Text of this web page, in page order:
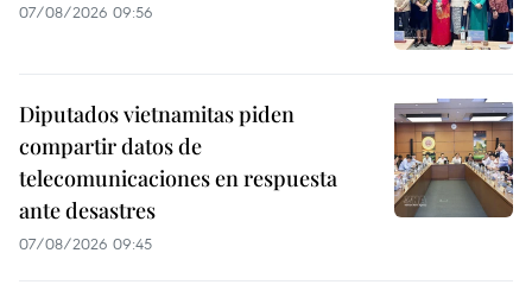
07/08/2026 09:56
Diputados vietnamitas piden
compartir datos de
telecomunicaciones en respuesta
ante desastres
07/08/2026 09:45